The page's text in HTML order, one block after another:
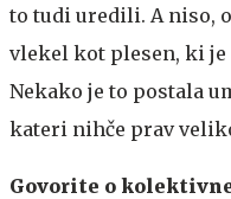
to tudi uredili. A niso,
vlekel kot plesen, ki
Nekako je to postala
kateri nihče prav
Govorite o